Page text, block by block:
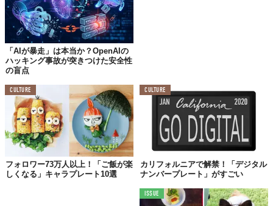
なんと、これまでに1,500枚ものお皿に絵を描き続けているんだそ
う。パンケーキにターキー、チーズトースト、ピザ、チェリーパ
イ…。どれもPoirierさんの大のお気に入りなんだそう。
それでは、皆さん。
「AIが暴走」は本当か？OpenAIの
ハッキング事故が突きつけた安全性
の盲点
CULTURE
フォロワー73万人以上！「ご飯が楽
しくなる」キャラプレート10選
CULTURE
カリフォルニアで解禁！「デジタル
ナンバープレート」がすごい
ISSUE